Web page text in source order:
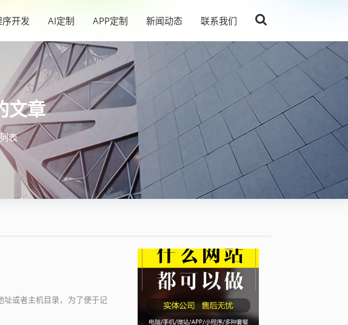
开发 AI定制 APP定制 新闻动态 联系我们
文章
表
或者主机目录，为了便于记